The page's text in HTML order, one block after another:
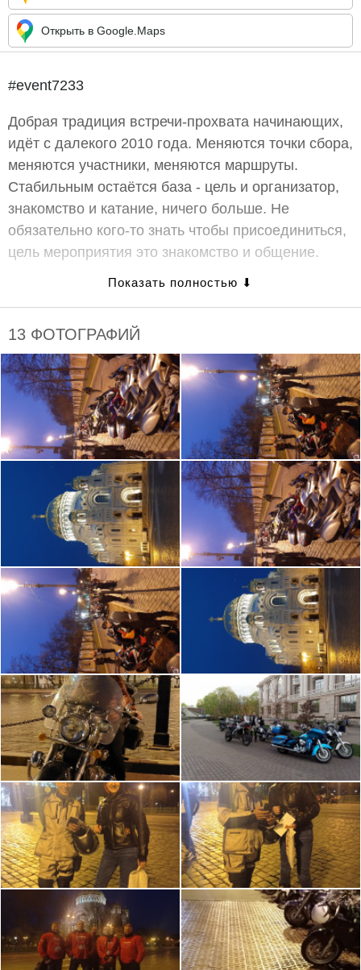
Открыть в Google.Maps
#event7233
Добрая традиция встречи-прохвата начинающих,
идёт с далекого 2010 года. Меняются точки сбора,
меняются участники, меняются маршруты.
Стабильным остаётся база - цель и организатор,
знакомство и катание, ничего больше. Не
обязательно кого-то знать чтобы присоединиться,
цель мероприятия это знакомство и общение.
Разыгрываем два билета в кино
Два билета в кинотеатр «Великан Парк» с
открытой датой и купон на 4-ох часовую парковку
мотоцикла, получит случайный участник встречи-
прохвата. Для участия, необходимо приехать на
встречу на мотоцикле и проехать до финальной
точки маршрута, быть отмеченным как участник
или возможный участник, этого события на
МотоБратан. Розыгрыш состоится на
завершающей точке, в случайном порядке.
Собираемся с 20:00 в Александровском парке
у кино-центра «Великан Парк» (специальная
парковка для мотоциклов, точка отмечена на
карте ниже), знакомимся, стартуем примерно в
20:30. Цель и маршрут будет объявлен на месте
сбора. Учимся или вспоминаем как ездить
колонной в шахматном порядке (будет краткий
инструктаж).
Простые, но обязательные правила:
- Соблюдать социальную дистанцию и
здороваться в перчатках.
- Никакого негатива.
- Не беспределим.
- Необходимо уверенно водить мотоцикл.
- Приезжать с полным баком.
- Готовность ехать 110 по кольцу.
13 ФОТОГРАФИЙ